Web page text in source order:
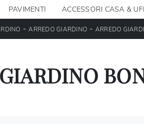
PAVIMENTI ACCESSORI CASA &
-ARREDO GIARDINO - ARREDO